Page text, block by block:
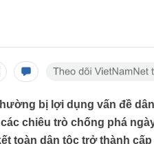
bị lợi dụng vấn đề
chiêu trò chống phá
toàn dân tộc trở thành cấp